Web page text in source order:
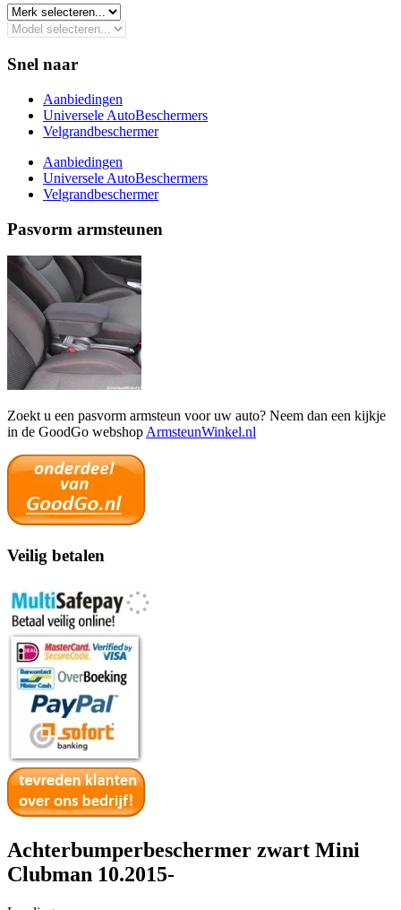
Snel naar
Aanbiedingen
Universele AutoBeschermers
Velgrandbeschermer
Aanbiedingen
Universele AutoBeschermers
Velgrandbeschermer
Pasvorm armsteunen
Zoekt u een pasvorm armsteun voor uw auto? Neem dan een kijkje
in de GoodGo webshop ArmsteunWinkel.nl
Veilig betalen
Achterbumperbeschermer zwart Mini
Clubman 10.2015-